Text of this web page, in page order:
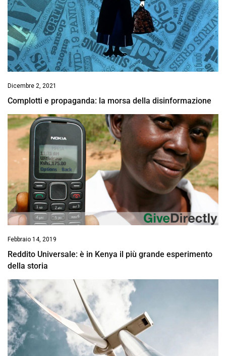
Dicembre 2, 2021
Complotti e propaganda: la morsa della disinformazione
Febbraio 14, 2019
Reddito Universale: è in Kenya il più grande esperimento
della storia